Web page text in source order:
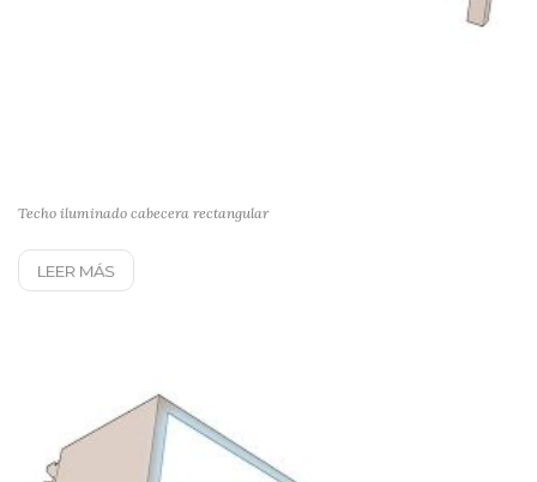
Techo iluminado cabecera rectangular
LEER MÁS